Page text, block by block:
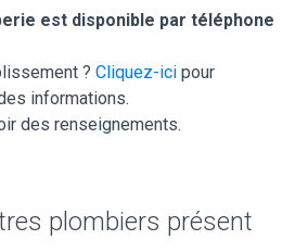
est disponible par téléphone
? Cliquez-ici pour
informations.
des renseignements.
plombiers présent